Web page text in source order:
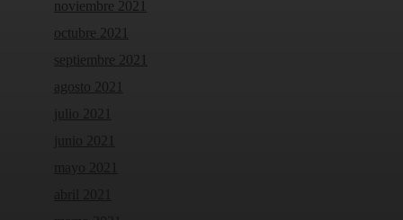
noviembre 2021
octubre 2021
septiembre 2021
agosto 2021
julio 2021